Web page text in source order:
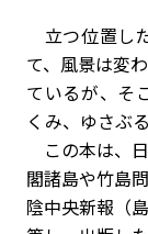
立つ位置し
て、風景は変
ているが、そ
くみ、ゆさぶ
この本は、
閣諸島や竹島
陰中央新報（